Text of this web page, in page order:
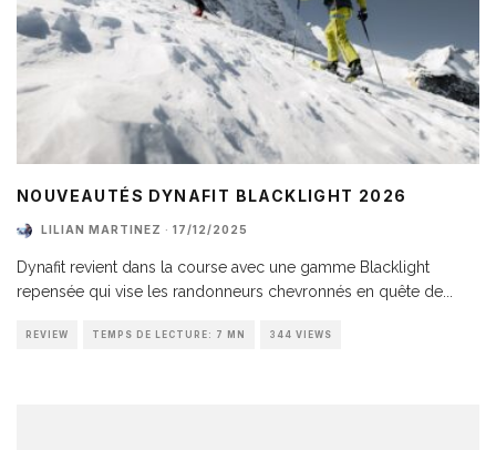
NOUVEAUTÉS DYNAFIT BLACKLIGHT 2026
LILIAN MARTINEZ · 17/12/2025
Dynafit revient dans la course avec une gamme Blacklight
repensée qui vise les randonneurs chevronnés en quête de
REVIEW TEMPS DE LECTURE: 7 MN 344 VIEWS